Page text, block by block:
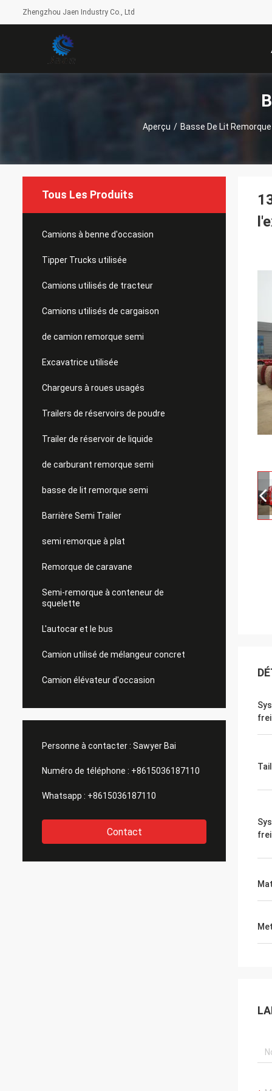
Zhengzhou Jaen Industry Co., Ltd
Aperçu / Basse De Lit
Tous Les Produits
Camions à benne d'occasion
Tipper Trucks utilisée
Camions utilisés de tracteur
Camions utilisés de cargaison
de camion remorque semi
Excavatrice utilisée
Chargeurs à roues usagés
Trailers de réservoirs de poudre
Trailer de réservoir de liquide
de carburant remorque semi
basse de lit remorque semi
Barrière Semi Trailer
semi remorque à plat
Remorque de caravane
Semi-remorque à conteneur de
squelette
L'autocar et le bus
Camion utilisé de mélangeur concret
Camion élévateur d'occasion
Personne à contacter : Sawyer Bai
Numéro de téléphone : +8615036187110
Whatsapp : +8615036187110
Contact